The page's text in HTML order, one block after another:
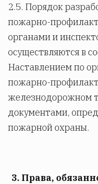
2.5. Порядок
пожарно-
органами и
осуществляются в
Наставлением по
пожарно-
железнодорожном
документами,
пожарной охраны.
3. Права,